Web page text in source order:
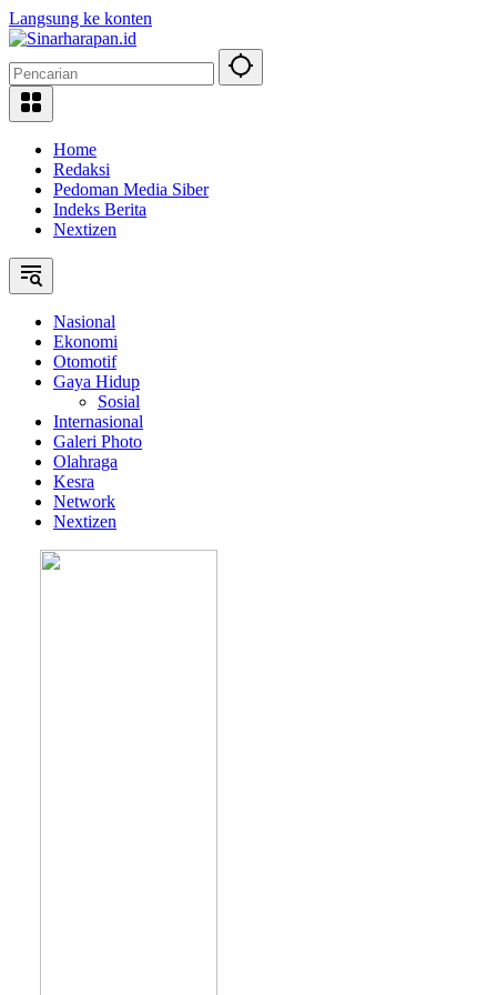
Langsung ke konten
Home
Redaksi
Pedoman Media Siber
Indeks Berita
Nextizen
Nasional
Ekonomi
Otomotif
Gaya Hidup
Sosial
Internasional
Galeri Photo
Olahraga
Kesra
Network
Nextizen